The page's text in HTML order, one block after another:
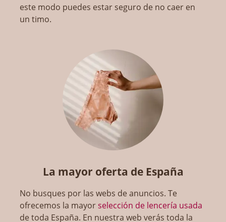
este modo puedes estar seguro de no caer en
un timo.
La mayor oferta de España
No busques por las webs de anuncios. Te
ofrecemos la mayorselección de lencería usada
de toda España. En nuestra web verás toda la